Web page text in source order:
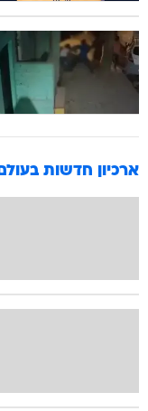
ארכיון חדשות בעולם -